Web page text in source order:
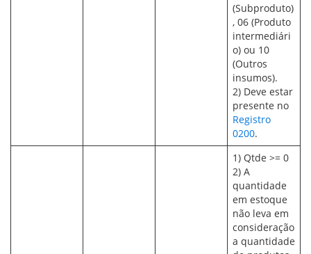
(Subproduto)
, 06 (Produto
intermediári
o) ou 10
(Outros
insumos).
2) Deve estar
presente no
Registro
0200.
1) Qtde >= 0
2) A
quantidade
em estoque
não leva em
consideração
a quantidade